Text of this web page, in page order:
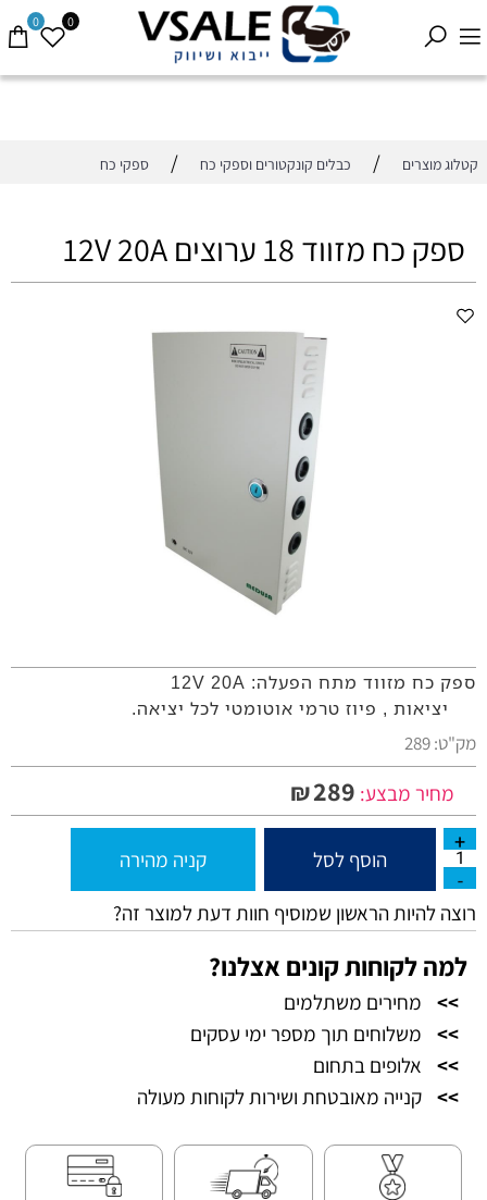
0 0
קטלוג מוצרים / כבלים קונקטורים וספקי כח / ספקי כח
ספק כח מזווד 18 ערוצים 12V 20A
ספק כח מזווד מתח הפעלה: 12V 20A
מק"ט:289
מחיר מבצע: ₪289
הוסף לסל קניה מהירה
רוצה להיות הראשון שמוסיף חוות דעת למוצר זה?
למה לקוחות קונים אצלנו?
>>
מחירים משתלמים
>>
משלוחים תוך מספר ימי עסקים
>>
אלופים בתחום
>> קנייה מאובטחת ושירות לקוחות מעולה